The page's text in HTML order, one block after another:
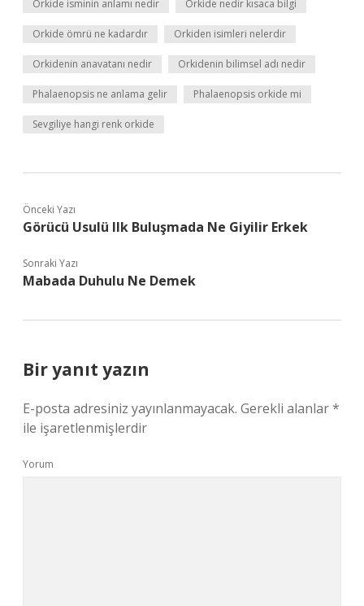
Orkide isminin anlamı nedir Orkide nedir kısaca bilgi
Orkide ömrü ne kadardır Orkiden isimleri nelerdir
Orkidenin anavatanı nedir Orkidenin bilimsel adı nedir
Phalaenopsis ne anlama gelir Phalaenopsis orkide mi
Sevgiliye hangi renk orkide
Önceki Yazı
Görücü Usulü Ilk Buluşmada Ne Giyilir Erkek
Sonraki Yazı
Mabada Duhulu Ne Demek
Bir yanıt yazın
E-posta adresiniz yayınlanmayacak. Gerekli alanlar*
ile işaretlenmişlerdir
Yorum